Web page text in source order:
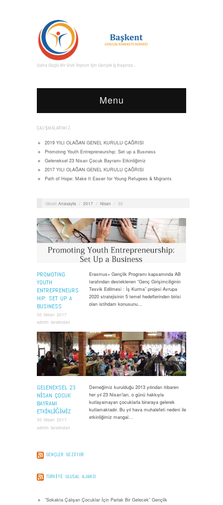
Daha Güçlü Bir Sivil Toplum İçin Gençlik İş Başında...
Menu
ÇALIŞMALARIMIZ
2019 YILI OLAĞAN GENEL KURULU ÇAĞRISI
Promotıng Youth Entrepreneurshıp: Set up a Busıness
Geleneksel 23 Nisan Çocuk Bayramı Etkinliğimiz
2017 YILI OLAĞAN GENEL KURULU ÇAĞRISI
Path of Hope: Make It Easıer for Young Refugees & Mıgrants
Gözat: Anasayfa / 2017 / Nisan / 30
PROMOTING
YOUTH
ENTREPRENEURS
HIP: SET UP A
BUSINESS
30 Nisan 2017
admin tarafından
Erasmus+ Gençlik Programı kapsamında AB
tarafından desteklenen “Genç Girişimciliginin
Tesvik Edilmesi : İş Kurma” projesi Avrupa
2020 stratejisinin 5 temel hedeflerinden birisi
olan istihdam konusunu…
GELENEKSEL 23
NISAN ÇOCUK
BAYRAMI
ETKINLIĞIMIZ
30 Nisan 2017
admin tarafından
.
Derneğimiz kurulduğu 2013 yılından itibaren
her yıl 23 Nisan’ları, o günü hakkıyla
kutlayamayan çocuklarla biraraya gelerek
kutlamaktadır. Bu yıl hava muhalefeti nedeni ile
etkinliğimiz mangal…
GENÇLER GEZIYOR
TÜRKIYE ULUSAL AJANSI
“Sokakta Çalışan Çocuklar İçin Parlak Bir Gelecek” Gençlik